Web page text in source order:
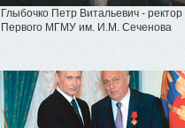
Глыбочко Петр Витальевич - ректор
Первого МГМУ им. И.М. Сеченова